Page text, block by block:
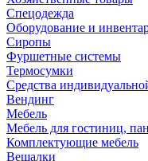
Спецодежда
Оборудование и
Сиропы
Фуршетные системы
Термосумки
Средства
Вендинг
Мебель
Мебель для гостиниц,
Комплектующие мебель
Вешалки